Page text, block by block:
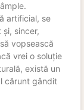
artificial, se
sincer,
vopsească
vrei o soluție
există un
cărunt gândit